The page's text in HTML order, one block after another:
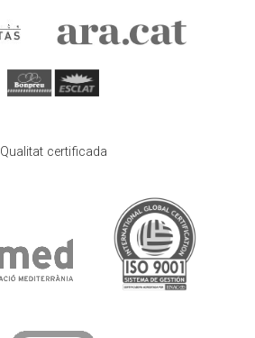
Qualitat certificada